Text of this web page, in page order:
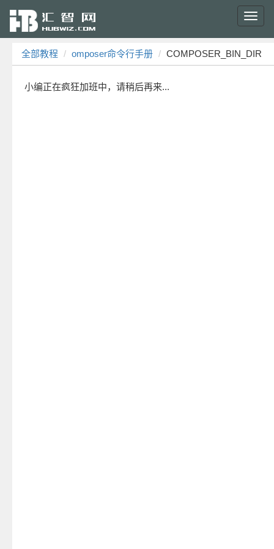
全部教程 omposer命令行手册 COMPOSER_BIN_DIR
小编正在疯狂加班中，请稍后再来...